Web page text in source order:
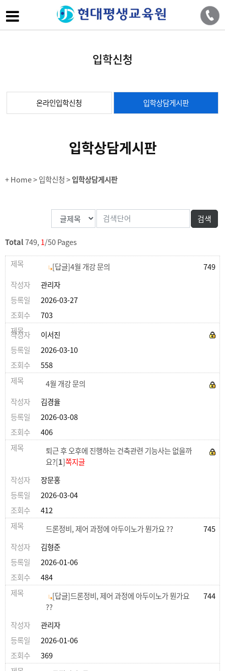
입학신청
온라인입학신청 입학상담게시판
입학상담게시판
+ Home> 입학신청 >입학상담게시판
Total749,1/50 Pages
749
[답글]4월 개강 문의
관리자
2026-03-27
703
이서진
2026-03-10
558
4월 개강 문의
김경율
2026-03-08
406
퇴근 후 오후에 진행하는 건축관련 기능사는 없을까
요?[1]쪽지글
장문홍
2026-03-04
412
745
드론정비, 제어 과정에 아두이노가 뭔가요 ??
김형준
2026-01-06
484
744
[답글]드론정비, 제어 과정에 아두이노가 뭔가요
??
관리자
2026-01-06
369